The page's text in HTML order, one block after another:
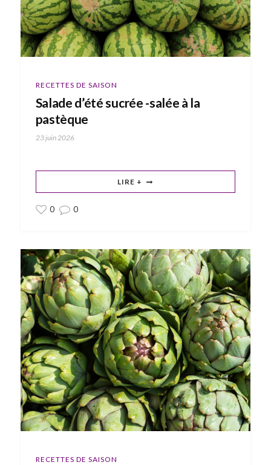
RECETTES DE SAISON
Salade d’été sucrée -salée à la
pastèque
23 juin 2026
LIRE +
0 0
RECETTES DE SAISON